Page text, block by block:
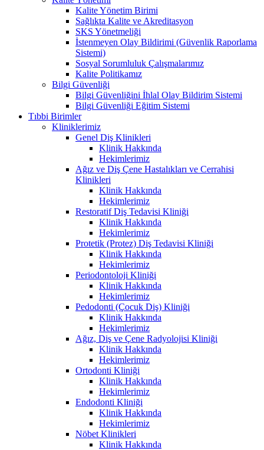
Kalite Yönetim Birimi
Sağlıkta Kalite ve Akreditasyon
SKS Yönetmeliği
İstenmeyen Olay Bildirimi (Güvenlik Raporlama
Sistemi)
Sosyal Sorumluluk Çalışmalarımız
Kalite Politikamız
Bilgi Güvenliği
Bilgi Güvenliğini İhlal Olay Bildirim Sistemi
Bilgi Güvenliği Eğitim Sistemi
Tıbbi Birimler
Kliniklerimiz
Genel Diş Klinikleri
Klinik Hakkında
Hekimlerimiz
Ağız ve Diş Çene Hastalıkları ve Cerrahisi
Klinikleri
Klinik Hakkında
Hekimlerimiz
Restoratif Diş Tedavisi Kliniği
Klinik Hakkında
Hekimlerimiz
Protetik (Protez) Diş Tedavisi Kliniği
Klinik Hakkında
Hekimlerimiz
Periodontoloji Kliniği
Klinik Hakkında
Hekimlerimiz
Pedodonti (Çocuk Diş) Kliniği
Klinik Hakkında
Hekimlerimiz
Ağız, Diş ve Çene Radyolojisi Kliniği
Klinik Hakkında
Hekimlerimiz
Ortodonti Kliniği
Klinik Hakkında
Hekimlerimiz
Endodonti Kliniği
Klinik Hakkında
Hekimlerimiz
Nöbet Klinikleri
Klinik Hakkında